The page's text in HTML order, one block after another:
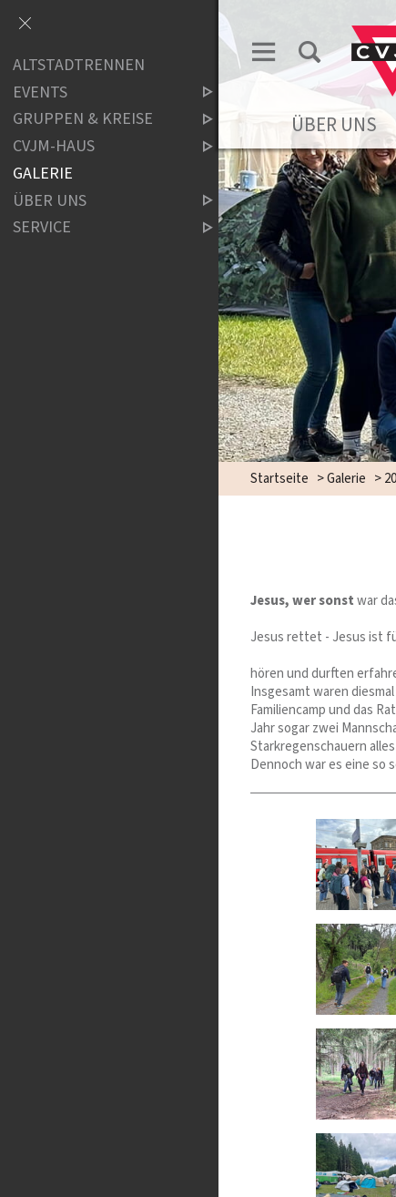
ÜBER UNS
Startseite >Galerie >
Jesus, wer sonstwar
Jesus rettet - Jesus ist
hören und durften
Insgesamt waren
Familiencamp und das
Jahr sogar zwei
Starkregenschauern
Dennoch war es eine so
ALTSTADTRENNEN
EVENTS
GRUPPEN & KREISE
CVJM-HAUS
GALERIE
ÜBER UNS
SERVICE